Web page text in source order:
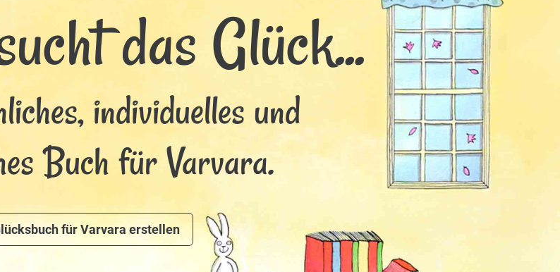
das Glück...
individuelles und
Buch für Varvara.
für Varvara erstellen